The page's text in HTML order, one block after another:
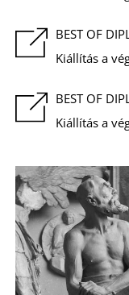
BEST OF
Kiállítás a
BEST OF
Kiállítás a